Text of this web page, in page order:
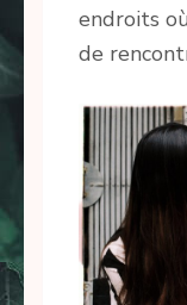
endroits
de